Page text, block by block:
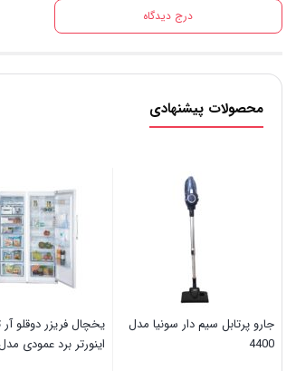
درج دیدگاه
محصولات پیشنهادی
جارو پرتابل سیم دار سونیا مدل
4400
یخچال فریزر دوقلو
اینورتر برد عمودی مدل